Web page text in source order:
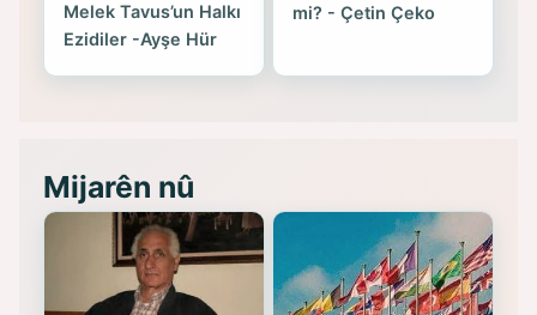
Melek Tavus’un Halkı
Ezidiler -Ayşe Hür
mi? - Çetin Çeko
Mijarên nû